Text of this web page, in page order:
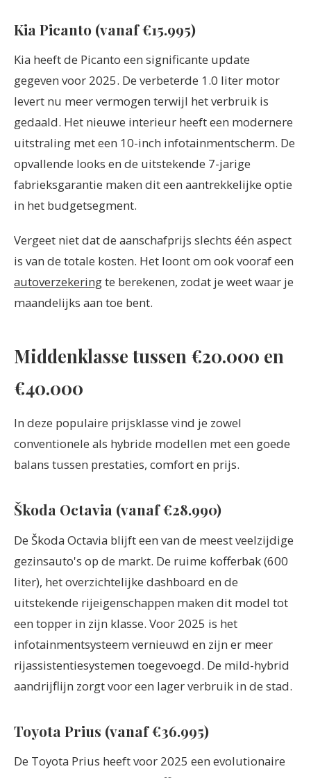
Kia Picanto (vanaf €15.995)
Kia heeft de Picanto een significante update
gegeven voor 2025. De verbeterde 1.0 liter motor
levert nu meer vermogen terwijl het verbruik is
gedaald. Het nieuwe interieur heeft een modernere
uitstraling met een 10-inch infotainmentscherm. De
opvallende looks en de uitstekende 7-jarige
fabrieksgarantie maken dit een aantrekkelijke optie
in het budgetsegment.
Vergeet niet dat de aanschafprijs slechts één aspect
is van de totale kosten. Het loont om ook vooraf een
autoverzekeringte berekenen, zodat je weet waar je
maandelijks aan toe bent.
Middenklasse tussen €20.000 en
€40.000
In deze populaire prijsklasse vind je zowel
conventionele als hybride modellen met een goede
balans tussen prestaties, comfort en prijs.
Škoda Octavia (vanaf €28.990)
De Škoda Octavia blijft een van de meest veelzijdige
gezinsauto's op de markt. De ruime kofferbak (600
liter), het overzichtelijke dashboard en de
uitstekende rijeigenschappen maken dit model tot
een topper in zijn klasse. Voor 2025 is het
infotainmentsysteem vernieuwd en zijn er meer
rijassistentiesystemen toegevoegd. De mild-hybrid
aandrijflijn zorgt voor een lager verbruik in de stad.
Toyota Prius (vanaf €36.995)
De Toyota Prius heeft voor 2025 een evolutionaire